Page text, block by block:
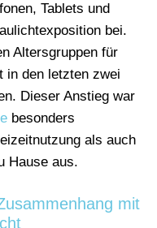
Tablets und
bei.
Altersgruppen für
in den letzten zwei
Dieser Anstieg war
besonders
als auch
Hause aus.
mit